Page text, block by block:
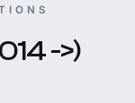
->)